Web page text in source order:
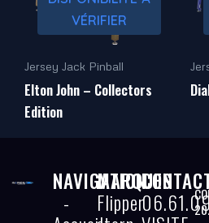
VÉRIFIER
Jersey Jack Pinball
Elton John – Collectors
Edition
NAVIGATION
-
MARQUES
Flipper